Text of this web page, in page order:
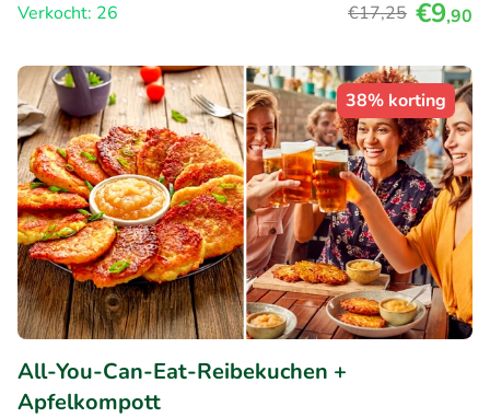
Verkocht: 26
€17,25 €9,90
38% korting
All-You-Can-Eat-Reibekuchen +
Apfelkompott